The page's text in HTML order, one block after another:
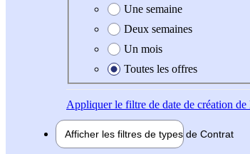
Une semaine
Deux semaines
Un mois
Toutes les offres
Appliquerle filtre de date de création
Afficher les filtres de types de Contrat